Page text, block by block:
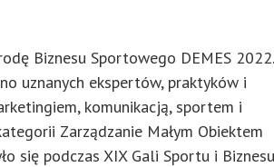
Biznesu Sportowego DEMES 2022.
uznanych ekspertów, praktyków i
komunikacją, sportem i
Zarządzanie Małym Obiektem
się podczas XIX Gali Sportu i